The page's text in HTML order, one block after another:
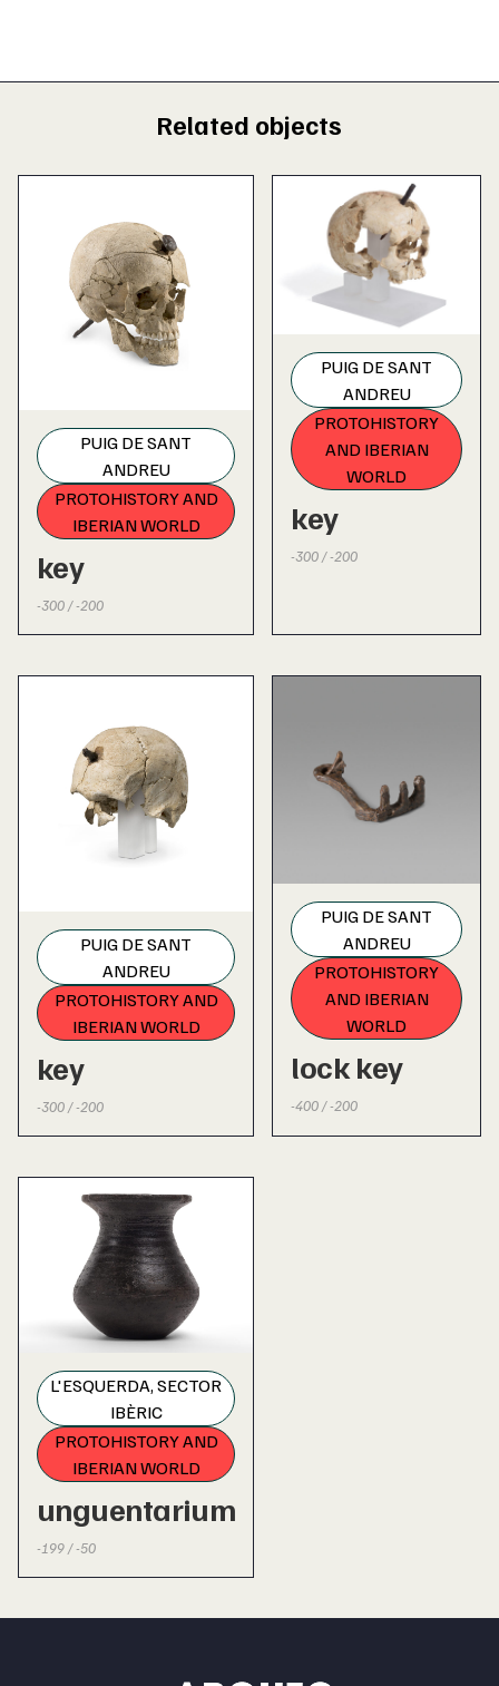
Related objects
PUIG DE SANT
ANDREU
PROTOHISTORY AND
IBERIAN WORLD
key
-300 / -200
PUIG DE SANT
ANDREU
PROTOHISTORY
AND IBERIAN
WORLD
key
-300 / -200
PUIG DE SANT
ANDREU
PROTOHISTORY AND
IBERIAN WORLD
key
-300 / -200
PUIG DE SANT
ANDREU
PROTOHISTORY
AND IBERIAN
WORLD
lock key
-400 / -200
L'ESQUERDA, SECTOR
IBÈRIC
PROTOHISTORY AND
IBERIAN WORLD
unguentarium
-199 / -50